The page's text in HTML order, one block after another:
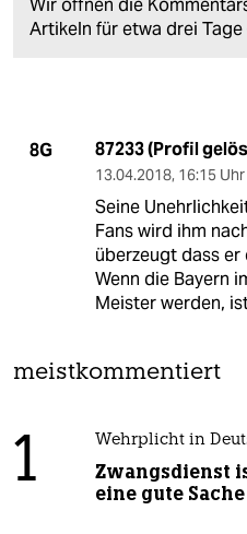
Wir öffnen die
Artikeln für etwa drei Tage
8G 87233 (Profil
13.04.2018, 16:15 Uhr
Seine
Fans wird ihm
überzeugt dass
Wenn die Bayern
Meister werden,
meistkommentiert
1 Wehrplicht in
Zwangsdienst
eine gute Sache